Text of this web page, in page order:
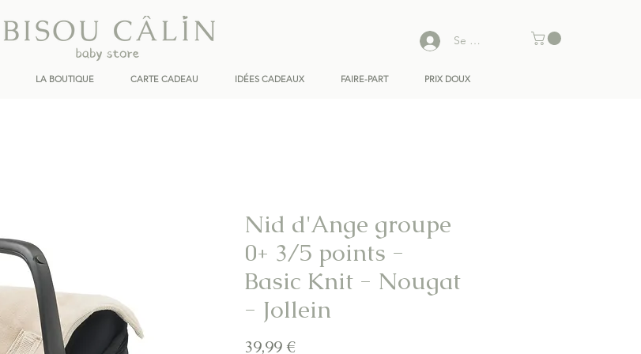
LA BOUTIQUE CARTE CADEAU IDÉES CADEAUX FAIRE-PART PRIX DOUX
Se connecter
Nid d'Ange groupe
0+ 3/5 points -
Basic Knit - Nougat
- Jollein
39,99 €Prix